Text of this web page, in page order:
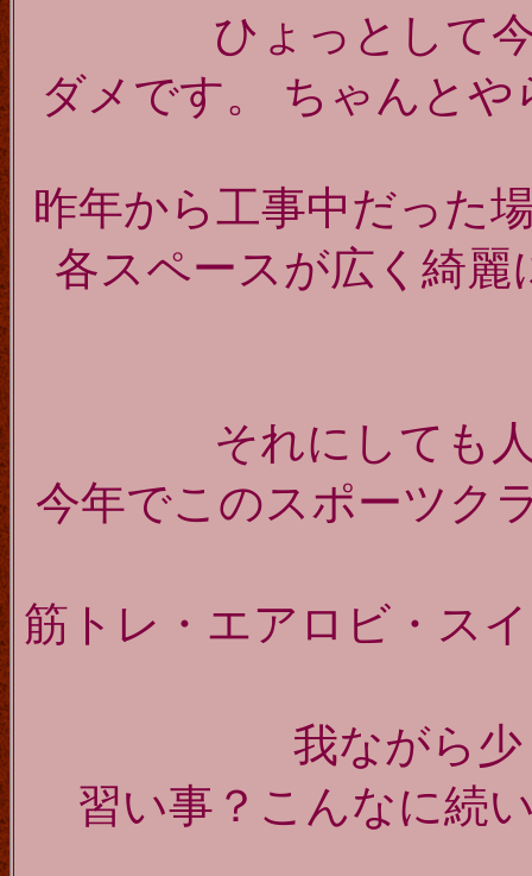
ひょっとして
ダメです。 ちゃんと
昨年から工事中だった
各スペースが広く綺
それにしても
今年でこのスポーツク
筋トレ・エアロビ・ス
我ながら
習い事？こんなに続